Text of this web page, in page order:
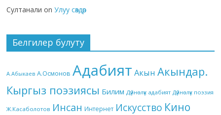
Султанали onУлуу сөздөр
Белгилер булуту
А.Абыкаев А.Осмонов Адабият Акын Акындар.
Кыргыз поэзиясы Билим Дүйнөлүк адабият Дүйнөлүк поэзия
Ж.Касаболотов Инсан Интернет Искусство Кино